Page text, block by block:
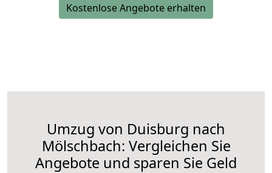
Kostenlose Angebote erhalten
Umzug von Duisburg nach
Mölschbach: Vergleichen Sie
Angebote und sparen Sie Geld